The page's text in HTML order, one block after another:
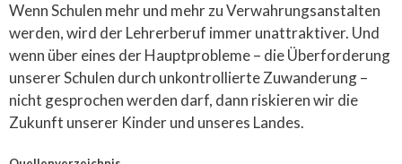
Wenn Schulen mehr und mehr zu Verwahrungsanstalten
werden, wird der Lehrerberuf immer unattraktiver. Und
wenn über eines der Hauptprobleme – die Überforderung
unserer Schulen durch unkontrollierte Zuwanderung –
nicht gesprochen werden darf, dann riskieren wir die
Zukunft unserer Kinder und unseres Landes.